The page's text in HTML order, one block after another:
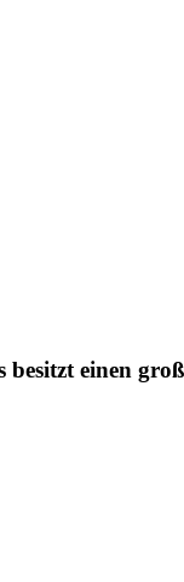
einen